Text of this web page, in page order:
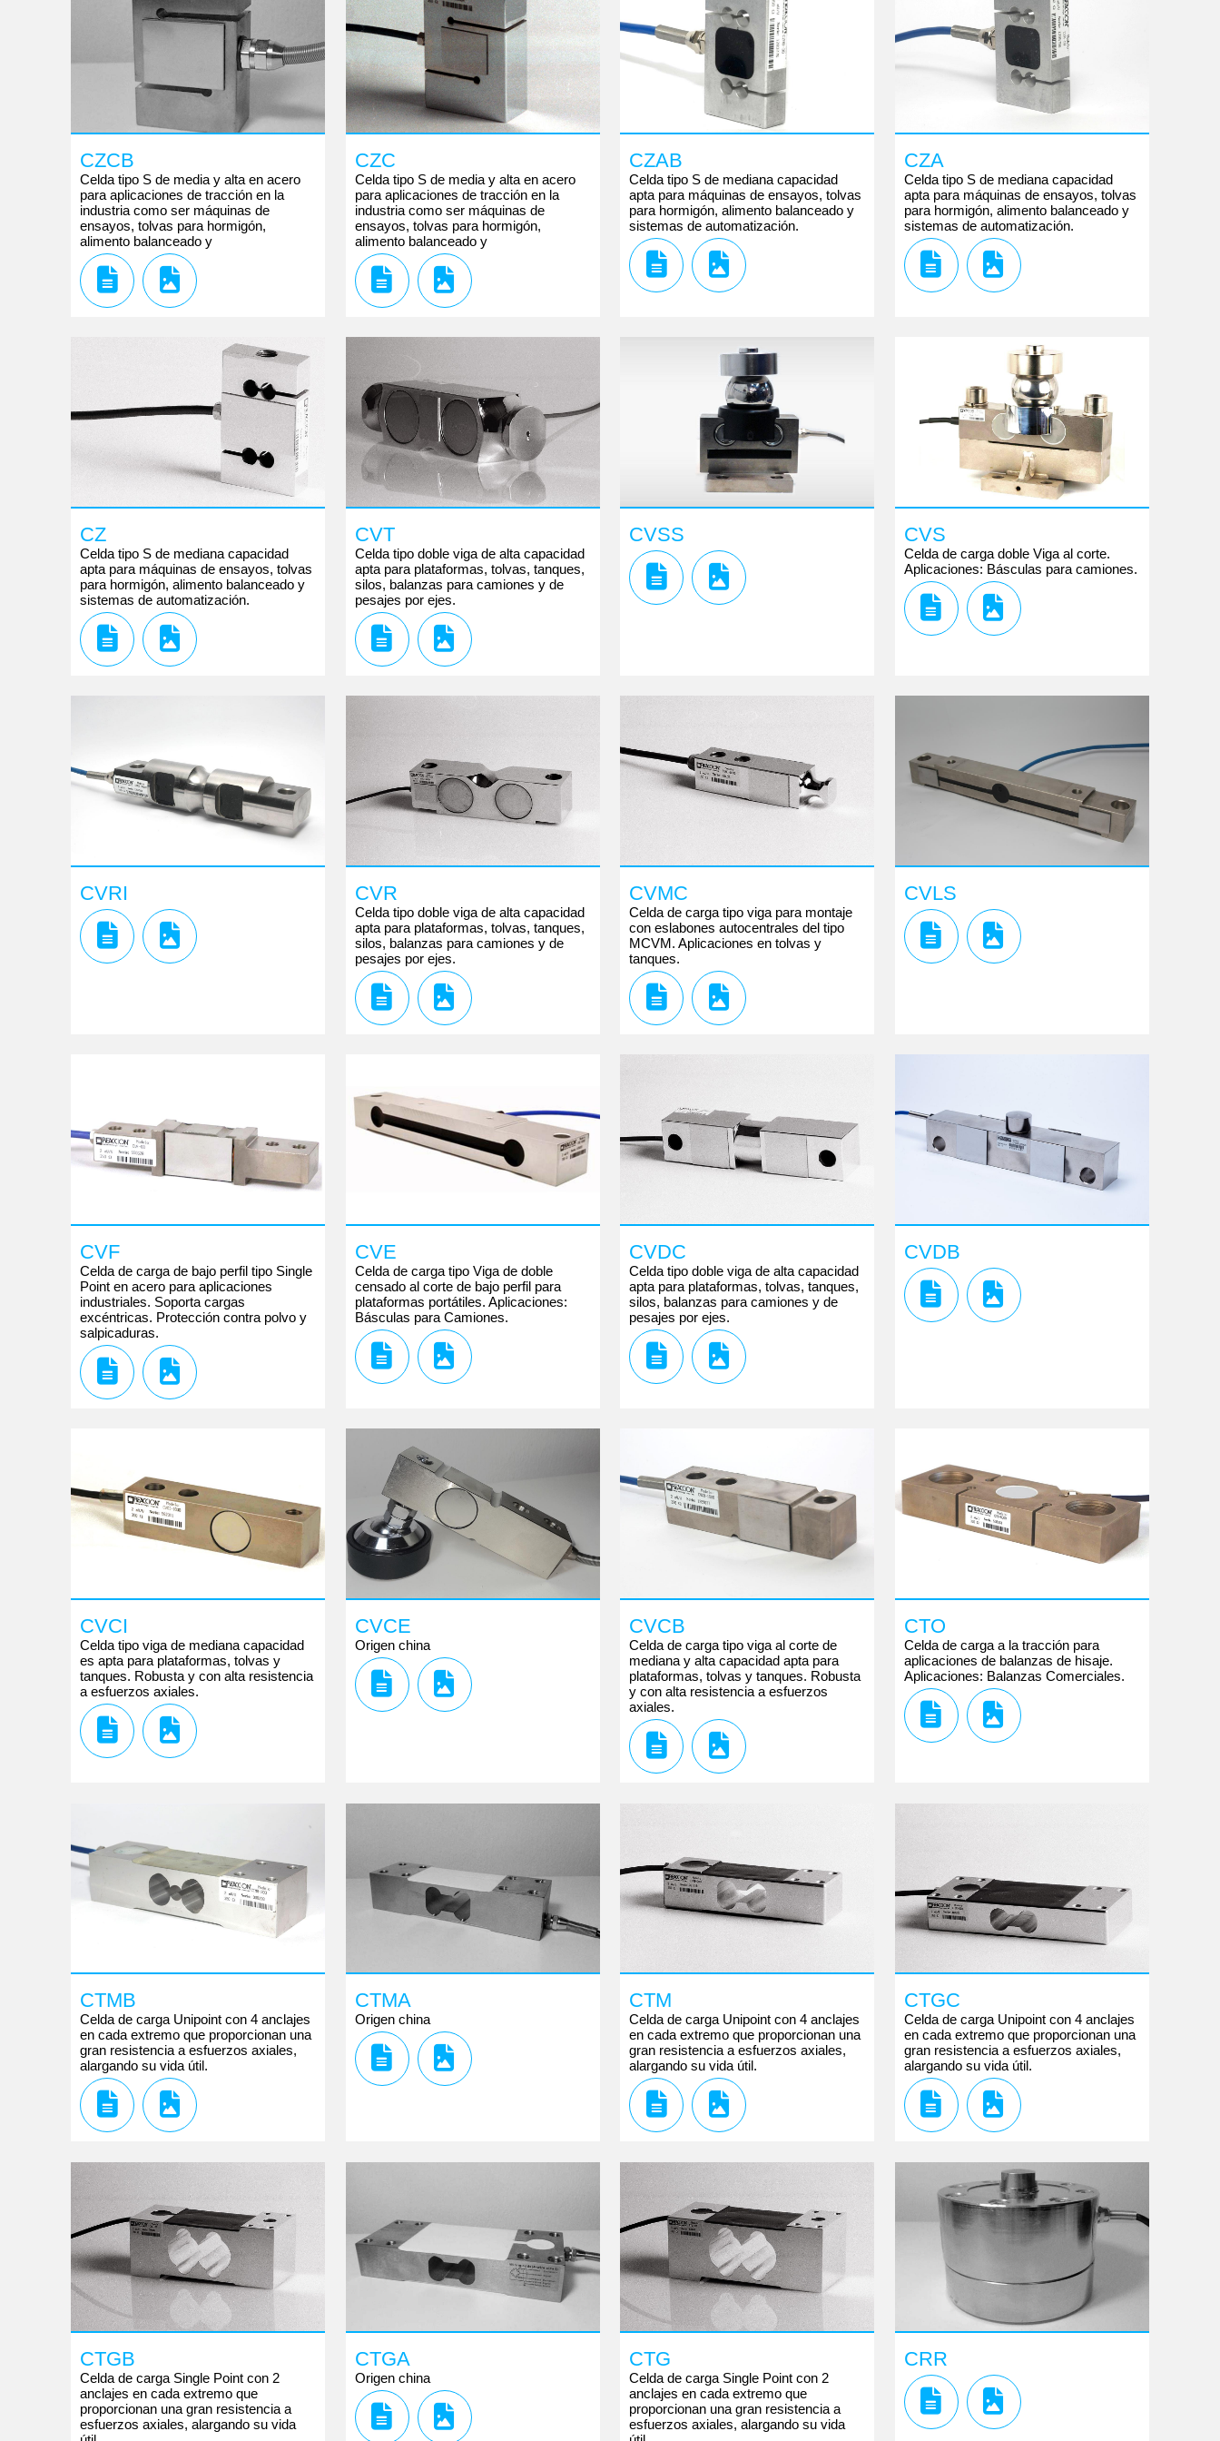
CZCB
Celda tipo S de media y alta en acero
para aplicaciones de tracción en la
industria como ser máquinas de
ensayos, tolvas para hormigón,
alimento balanceado y
CZC
Celda tipo S de media y alta en acero
para aplicaciones de tracción en la
industria como ser máquinas de
ensayos, tolvas para hormigón,
alimento balanceado y
CZAB
Celda tipo S de mediana capacidad
apta para máquinas de ensayos, tolvas
para hormigón, alimento balanceado y
sistemas de automatización.
CZA
Celda tipo S de mediana capacidad
apta para máquinas de ensayos, tolvas
para hormigón, alimento balanceado y
sistemas de automatización.
CZ
Celda tipo S de mediana capacidad
apta para máquinas de ensayos, tolvas
para hormigón, alimento balanceado y
sistemas de automatización.
CVT
Celda tipo doble viga de alta capacidad
apta para plataformas, tolvas, tanques,
silos, balanzas para camiones y de
pesajes por ejes.
CVSS CVS
Celda de carga doble Viga al corte.
Aplicaciones: Básculas para camiones.
CVRI CVR
Celda tipo doble viga de alta capacidad
apta para plataformas, tolvas, tanques,
silos, balanzas para camiones y de
pesajes por ejes.
CVMC
Celda de carga tipo viga para montaje
con eslabones autocentrales del tipo
MCVM. Aplicaciones en tolvas y
tanques.
CVLS
CVF
Celda de carga de bajo perfil tipo Single
Point en acero para aplicaciones
industriales. Soporta cargas
excéntricas. Protección contra polvo y
salpicaduras.
CVE
Celda de carga tipo Viga de doble
censado al corte de bajo perfil para
plataformas portátiles. Aplicaciones:
Básculas para Camiones.
CVDC
Celda tipo doble viga de alta capacidad
apta para plataformas, tolvas, tanques,
silos, balanzas para camiones y de
pesajes por ejes.
CVDB
CVCI
Celda tipo viga de mediana capacidad
es apta para plataformas, tolvas y
tanques. Robusta y con alta resistencia
a esfuerzos axiales.
CVCE
Origen china
CVCB
Celda de carga tipo viga al corte de
mediana y alta capacidad apta para
plataformas, tolvas y tanques. Robusta
y con alta resistencia a esfuerzos
axiales.
CTO
Celda de carga a la tracción para
aplicaciones de balanzas de hisaje.
Aplicaciones: Balanzas Comerciales.
CTMB
Celda de carga Unipoint con 4 anclajes
en cada extremo que proporcionan una
gran resistencia a esfuerzos axiales,
alargando su vida útil.
CTMA
Origen china
CTM
Celda de carga Unipoint con 4 anclajes
en cada extremo que proporcionan una
gran resistencia a esfuerzos axiales,
alargando su vida útil.
CTGC
Celda de carga Unipoint con 4 anclajes
en cada extremo que proporcionan una
gran resistencia a esfuerzos axiales,
alargando su vida útil.
CTGB
Celda de carga Single Point con 2
anclajes en cada extremo que
proporcionan una gran resistencia a
esfuerzos axiales, alargando su vida
CTGA
Origen china
CTG
Celda de carga Single Point con 2
anclajes en cada extremo que
proporcionan una gran resistencia a
esfuerzos axiales, alargando su vida
CRR